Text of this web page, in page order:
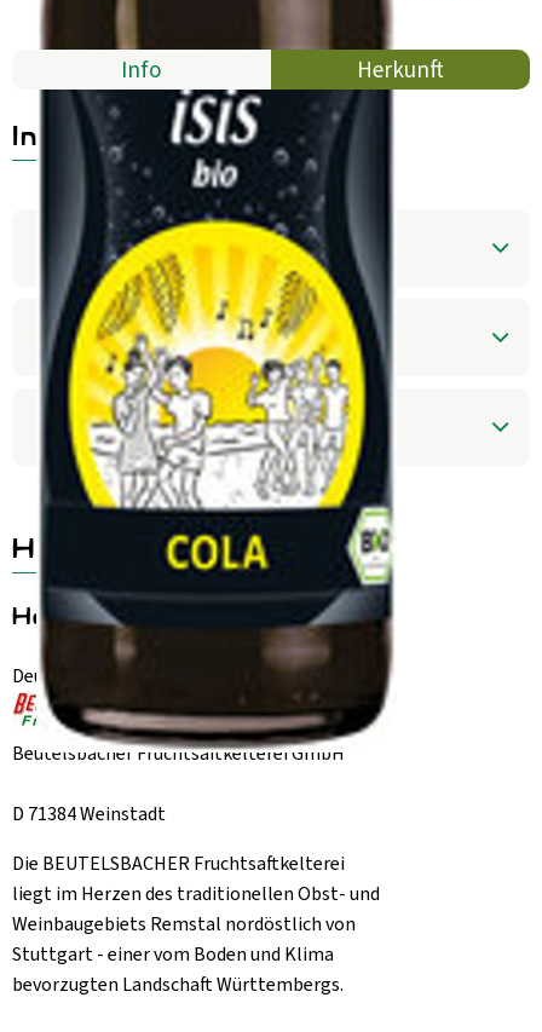
Aktuelles
Info Herkunft
Info
Produktinformationen
Zutaten
Produktdatenblatt
Herkunft
Hersteller: BEUTELSBACHER
Deutschland
Beutelsbacher Fruchtsaftkelterei GmbH
D 71384 Weinstadt
Die BEUTELSBACHER Fruchtsaftkelterei
liegt im Herzen des traditionellen Obst- und
Weinbaugebiets Remstal nordöstlich von
Stuttgart - einer vom Boden und Klima
bevorzugten Landschaft Württembergs.